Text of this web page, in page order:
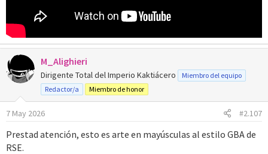
M_Alighieri
Dirigente Total del Imperio Kaktiácero
Miembro del equipo
Redactor/a
Miembro de honor
7 May 2026 #2.107
Prestad atención, esto es arte en mayúsculas al estilo GBA de
RSE.